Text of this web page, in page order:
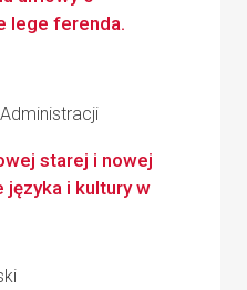
lege ferenda.
starej i nowej
języka i kultury w